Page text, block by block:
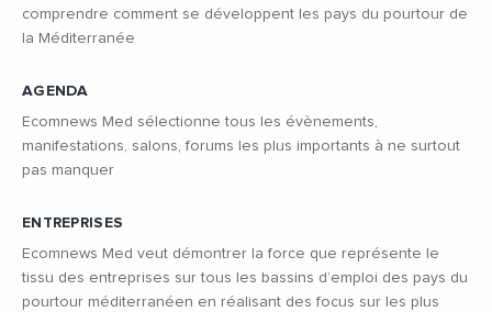
comprendre comment se développent les pays du pourtour de
la Méditerranée
AGENDA
Ecomnews Med sélectionne tous les évènements,
manifestations, salons, forums les plus importants à ne surtout
pas manquer
ENTREPRISES
Ecomnews Med veut démontrer la force que représente le
tissu des entreprises sur tous les bassins d’emploi des pays du
pourtour méditerranéen en réalisant des focus sur les plus